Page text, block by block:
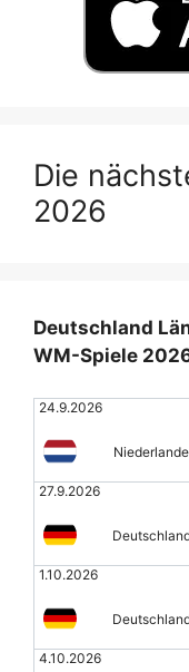
Die
2026
Deutschland
WM-Spiele
24.9.2026
Niederlande
27.9.2026
1.10.2026
4.10.2026